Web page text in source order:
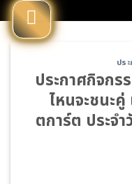
Skip
to
content
ปร
ประกาศกิจกร
ไหนจะชนะคู่
ตการ์ต ประจ